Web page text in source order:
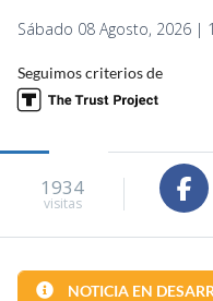
Sábado 08 Agosto, 2026 |
Seguimos criterios de
1934
visitas
NOTICIA EN